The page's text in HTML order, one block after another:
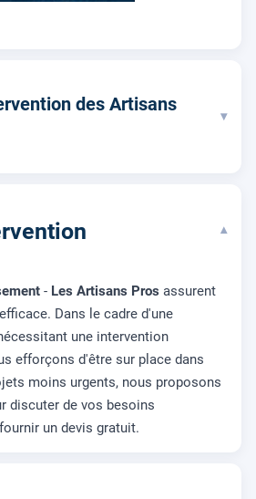
des Artisans
▾
▾
- Les Artisans Pros assurent
Dans le cadre d'une
une intervention
efforçons d'être sur place dans
moins urgents, nous proposons
discuter de vos besoins
un devis gratuit.